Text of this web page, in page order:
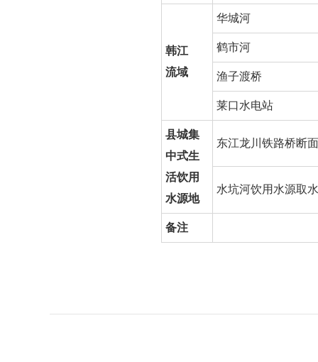
韩江
流域
华城河
鹤市河
渔子渡桥
莱口水电站
县城集
中式生
活饮用
水源地
东江龙川铁路桥断面
水坑河饮用水源取
备注